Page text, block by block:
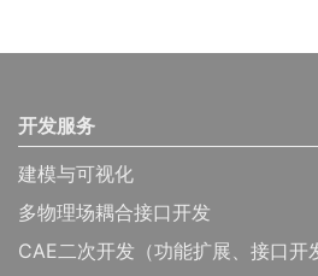
开发服务
建模与可视化
多物理场耦合接口开发
CAE二次开发（功能扩展、接口开